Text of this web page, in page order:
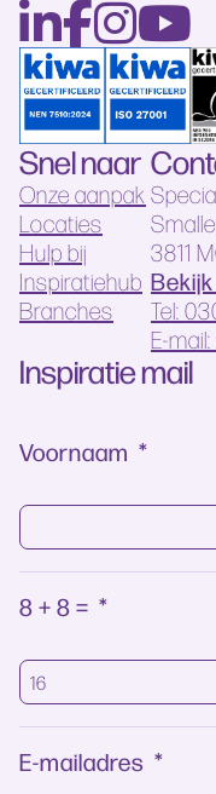
Snel naar
Onze aanpak
Locaties
Hulp bij
Inspiratiehub
Branches
3811
Tel:
E-
Inspiratie mail
Voornaam *
8 + 8 = *
E-mailadres *